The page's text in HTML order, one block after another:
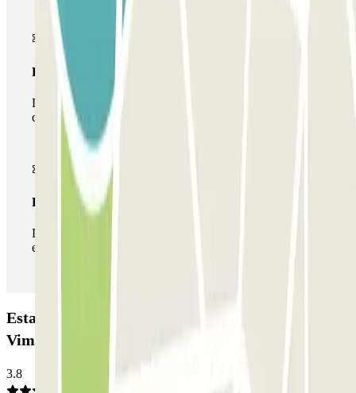
Passe multiestacionamento
Durante a sua estadia, pode utilizar toda a rede de parques
de estacionamento deste operador disponível em Parclick.
Passe ilimitado
Durante a sua estadia, pode entrar e sair do parque de
estacionamento as vezes que quiser.
Estacionamento MUOVIAMO Roma Termini -
Viminale: Opiniões
3.8